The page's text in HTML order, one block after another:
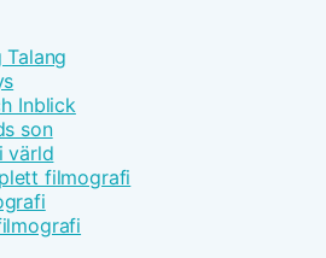
Inblick
son
värld
filmografi